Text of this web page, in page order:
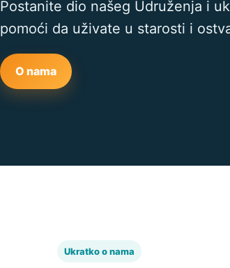
Postanite dio našeg Udruženja i
pomoći da uživate u starosti i
O nama
Ukratko o nama